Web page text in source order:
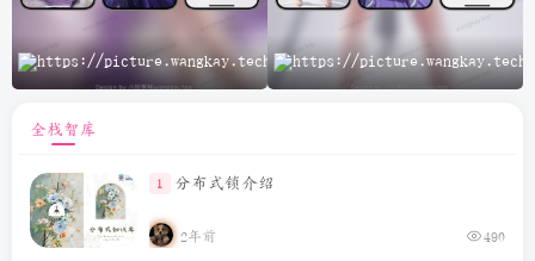
AI
全栈智库
1 分布式锁介绍
2年前 490